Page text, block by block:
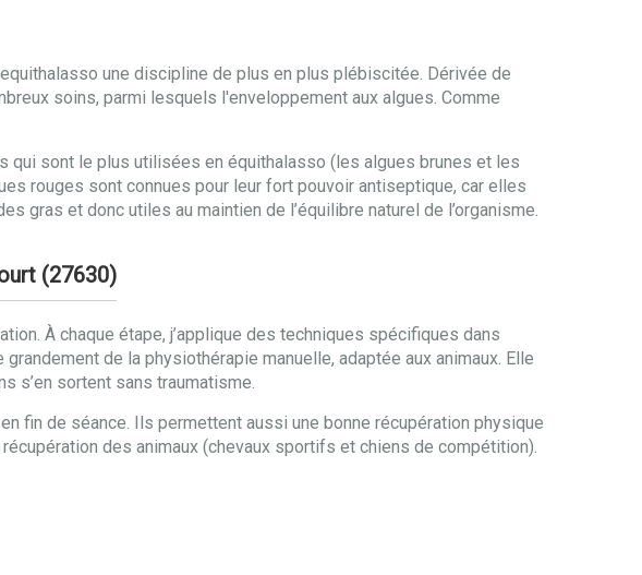
une discipline de plus en plus plébiscitée. Dérivée de
soins, parmi lesquels l'enveloppement aux algues. Comme
sont le plus utilisées en équithalasso (les algues brunes et les
rouges sont connues pour leur fort pouvoir antiseptique, car elles
gras et donc utiles au maintien de l’équilibre naturel de l’organisme.
(27630)
À chaque étape, j’applique des techniques spécifiques dans
de la physiothérapie manuelle, adaptée aux animaux. Elle
s’en sortent sans traumatisme.
fin de séance. Ils permettent aussi une bonne récupération physique
des animaux (chevaux sportifs et chiens de compétition).